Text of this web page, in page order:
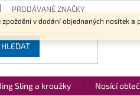
v dodání objednaných nosítek
PRODÁVANÉ ZNAČKY
HLEDAT
Sling a kroužky Nosící